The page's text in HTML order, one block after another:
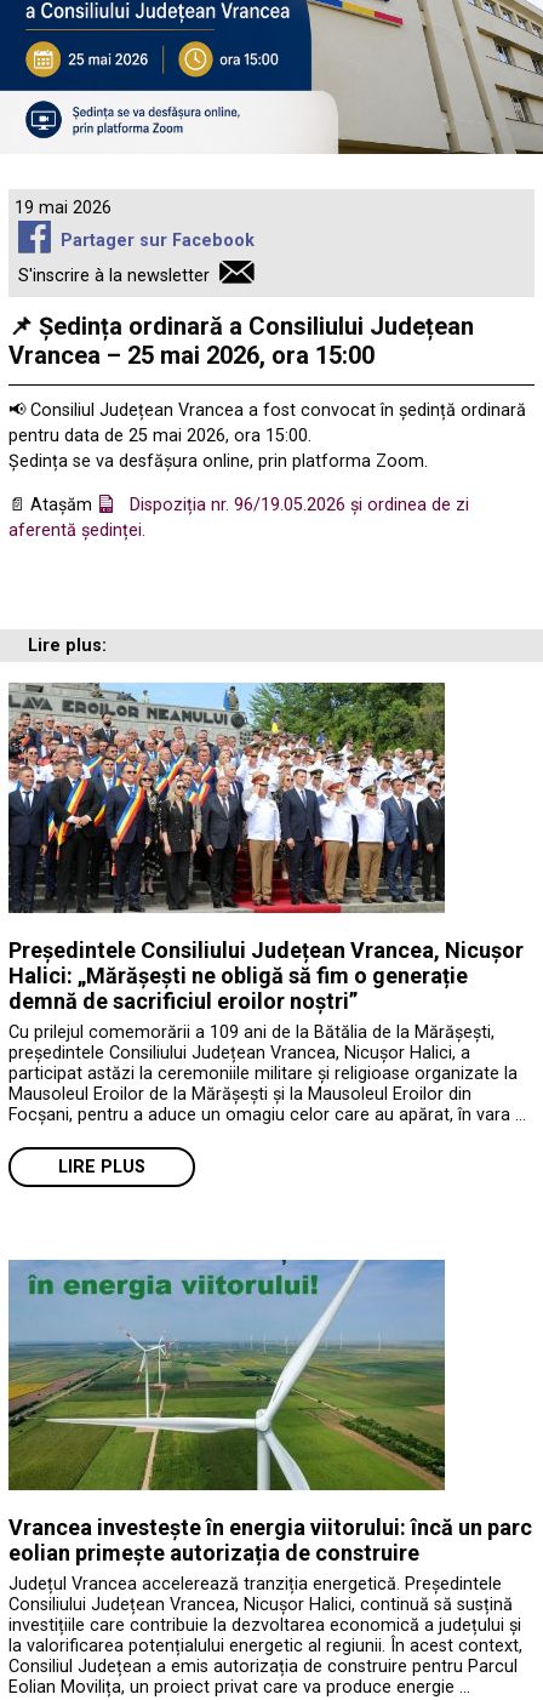
19 mai 2026
Partager sur Facebook
S'inscrire à la newsletter
📌 Ședința ordinară a Consiliului Județean
Vrancea – 25 mai 2026, ora 15:00
📢 Consiliul Județean Vrancea a fost convocat în ședință ordinară
pentru data de 25 mai 2026, ora 15:00.
Ședința se va desfășura online, prin platforma Zoom.
📄 Atașăm
Dispoziția nr. 96/19.05.2026 și ordinea de zi
aferentă ședinței.
Lire plus:
Președintele Consiliului Județean Vrancea, Nicușor
Halici: „Mărășești ne obligă să fim o generație
demnă de sacrificiul eroilor noștri”
Cu prilejul comemorării a 109 ani de la Bătălia de la Mărășești,
președintele Consiliului Județean Vrancea, Nicușor Halici, a
participat astăzi la ceremoniile militare și religioase organizate la
Mausoleul Eroilor de la Mărășești și la Mausoleul Eroilor din
Focșani, pentru a aduce un omagiu celor care au apărat, în vara …
LIRE PLUS
Vrancea investește în energia viitorului: încă un parc
eolian primește autorizația de construire
Județul Vrancea accelerează tranziția energetică. Președintele
Consiliului Județean Vrancea, Nicușor Halici, continuă să susțină
investițiile care contribuie la dezvoltarea economică a județului și
la valorificarea potențialului energetic al regiunii. În acest context,
Consiliul Județean a emis autorizația de construire pentru Parcul
Eolian Movilița, un proiect privat care va produce energie …